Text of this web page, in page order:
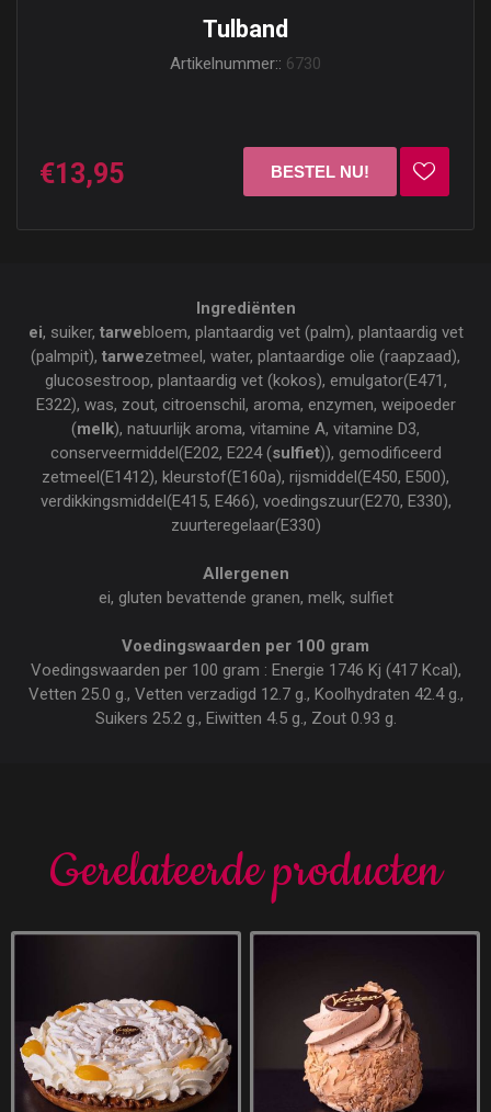
Tulband
Artikelnummer:: 6730
€13,95
Ingrediënten
ei, suiker, tarwebloem, plantaardig vet (palm), plantaardig vet
(palmpit), tarwezetmeel, water, plantaardige olie (raapzaad),
glucosestroop, plantaardig vet (kokos), emulgator(E471,
E322), was, zout, citroenschil, aroma, enzymen, weipoeder
(melk), natuurlijk aroma, vitamine A, vitamine D3,
conserveermiddel(E202, E224 (sulfiet)), gemodificeerd
zetmeel(E1412), kleurstof(E160a), rijsmiddel(E450, E500),
verdikkingsmiddel(E415, E466), voedingszuur(E270, E330),
zuurteregelaar(E330)
Allergenen
ei, gluten bevattende granen, melk, sulfiet
Voedingswaarden per 100 gram
Voedingswaarden per 100 gram : Energie 1746 Kj (417 Kcal),
Vetten 25.0 g., Vetten verzadigd 12.7 g., Koolhydraten 42.4 g.,
Suikers 25.2 g., Eiwitten 4.5 g., Zout 0.93 g.
Gerelateerde producten